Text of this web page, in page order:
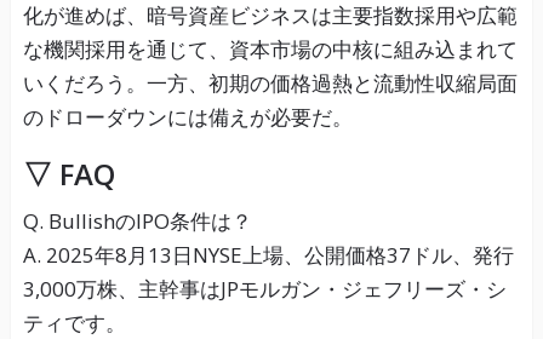
化が進めば、暗号資産ビジネスは主要指数採用や広範
な機関採用を通じて、資本市場の中核に組み込まれて
いくだろう。一方、初期の価格過熱と流動性収縮局面
のドローダウンには備えが必要だ。
▽ FAQ
Q. BullishのIPO条件は？
A. 2025年8月13日NYSE上場、公開価格37ドル、発行
3,000万株、主幹事はJPモルガン・ジェフリーズ・シ
ティです。